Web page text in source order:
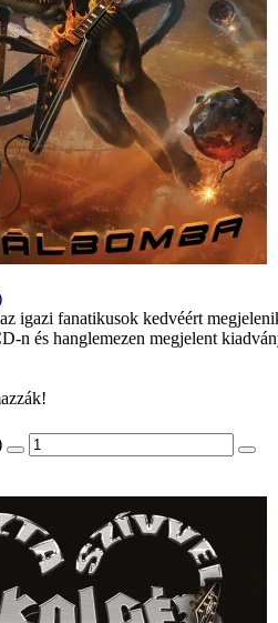
igazi fanatikusok kedvéért
n és hanglemezen megjelent